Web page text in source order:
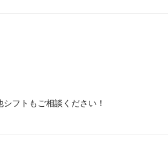
フトもご相談ください！